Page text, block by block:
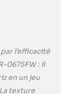
du riz
au riz
pour
des
l’efficacité
0675FW : il
en un jeu
texture